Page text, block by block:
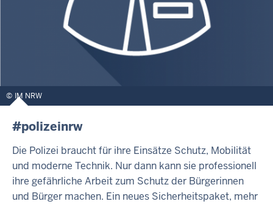
IM NRW
#polizeinrw
Die Polizei braucht für ihre Einsätze Schutz, Mobilität
und moderne Technik. Nur dann kann sie professionell
ihre gefährliche Arbeit zum Schutz der Bürgerinnen
und Bürger machen. Ein neues Sicherheitspaket, mehr